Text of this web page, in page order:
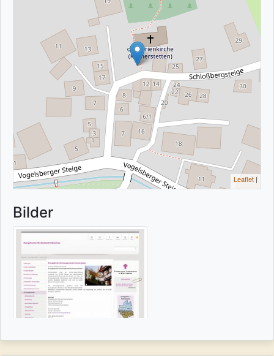
Leaflet|
Bilder